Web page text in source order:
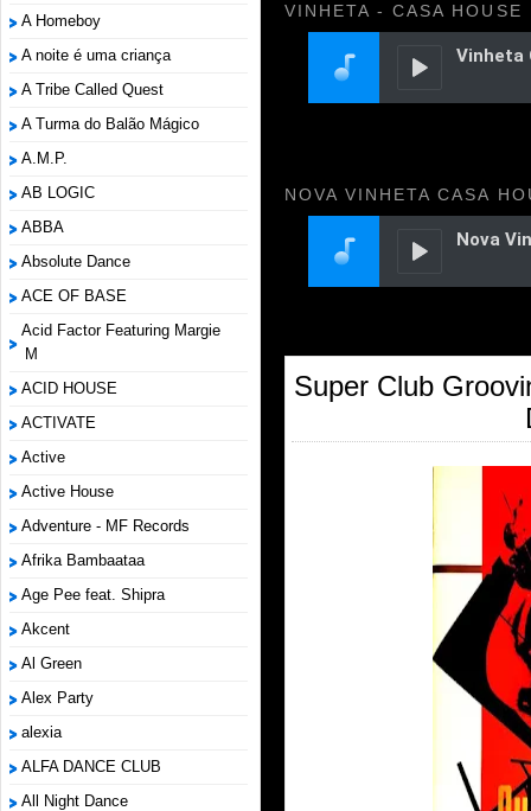
A Homeboy
A noite é uma criança
A Tribe Called Quest
A Turma do Balão Mágico
A.M.P.
AB LOGIC
ABBA
Absolute Dance
ACE OF BASE
Acid Factor Featuring Margie
M
ACID HOUSE
ACTIVATE
Active
Active House
Adventure - MF Records
Afrika Bambaataa
Age Pee feat. Shipra
Akcent
Al Green
Alex Party
alexia
ALFA DANCE CLUB
All Night Dance
VINHETA - CASA HOUSE
NOVA VINHETA CASA
Super Club